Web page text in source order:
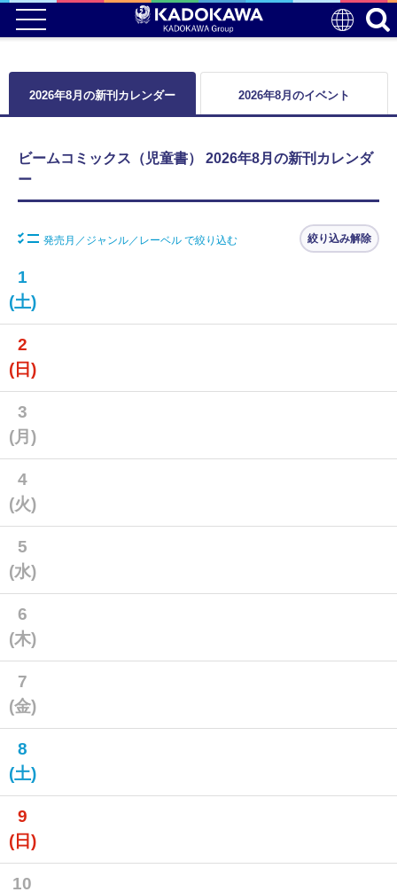
2026年8月の新刊カレンダー 2026年8月のイベント
ビームコミックス（児童書） 2026年8月の新刊カレンダ
ー
発売月／ジャンル／レーベル で絞り込む 絞り込み解除
1
(土)
2
(日)
3
(月)
4
(火)
5
(水)
6
(木)
7
(金)
8
(土)
9
(日)
10